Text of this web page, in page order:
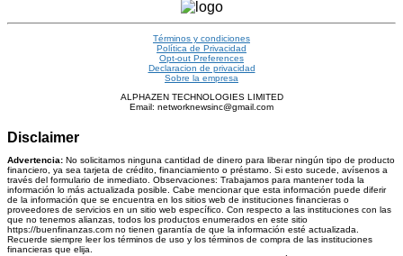
Términos y condiciones
Política de Privacidad
Opt-out Preferences
Declaracion de privacidad
Sobre la empresa
ALPHAZEN TECHNOLOGIES LIMITED
Email: networknewsinc@gmail.com
Disclaimer
Advertencia: No solicitamos ninguna cantidad de dinero para liberar ningún tipo de producto
financiero, ya sea tarjeta de crédito, financiamiento o préstamo. Si esto sucede, avísenos a
través del formulario de inmediato. Observaciones: Trabajamos para mantener toda la
información lo más actualizada posible. Cabe mencionar que esta información puede diferir
de la información que se encuentra en los sitios web de instituciones financieras o
proveedores de servicios en un sitio web específico. Con respecto a las instituciones con las
que no tenemos alianzas, todos los productos enumerados en este sitio
https://buenfinanzas.com no tienen garantía de que la información esté actualizada.
Recuerde siempre leer los términos de uso y los términos de compra de las instituciones
financieras que elija.